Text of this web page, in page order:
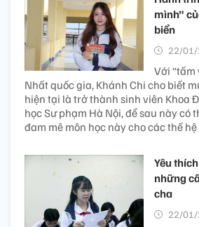
mình”
biển
22/01/
Với “tấm
Nhất quốc gia, Khánh Chi cho biết
hiện tại là trở thành sinh viên Khoa
học Sư phạm Hà Nội, để sau này có
đam mê môn học này cho các thế
Yêu
những
cha
22/01/